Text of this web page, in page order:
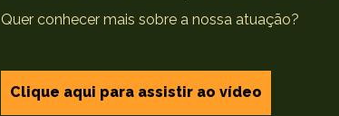
Quer conhecer mais sobre a nossa atuação?
Clique aqui para assistir ao vídeo